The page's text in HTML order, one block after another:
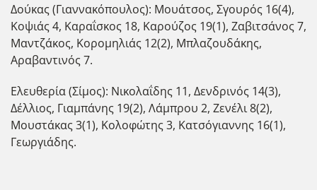
Δούκας (Γιαννακόπουλος): Μουάτσος, Σγουρός 16(4),
Κοψιάς 4, Καραΐσκος 18, Καρούζος 19(1), Ζαβιτσάνος 7,
Μαντζάκος, Κορομηλιάς 12(2), Μπλαζουδάκης,
Αραβαντινός 7.
Ελευθερία (Σίμος): Νικολαΐδης 11, Δενδρινός 14(3),
Δέλλιος, Γιαμπάνης 19(2), Λάμπρου 2, Ζενέλι 8(2),
Μουστάκας 3(1), Κολοφώτης 3, Κατσόγιαννης 16(1),
Γεωργιάδης.